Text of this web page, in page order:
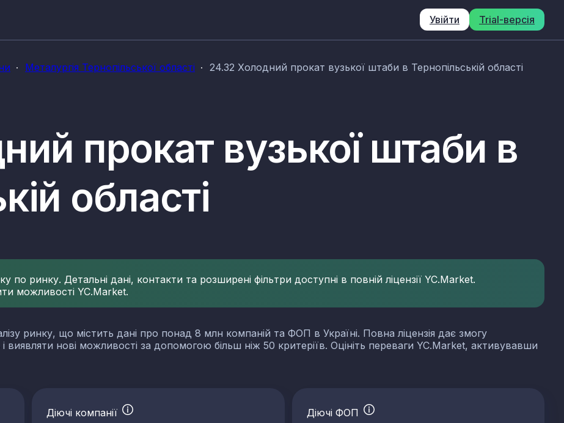
Увійти Trial-версія
Металургія Тернопільської області 24.32 Холодний прокат вузької штаби в Тернопільській області
прокат вузької штаби в
області
по ринку. Детальні дані, контакти та розширені фільтри доступні в повній ліцензії YC.Market.
можливості YC.Market.
ринку, що містить дані про понад 8 млн компаній та ФОП в Україні. Повна ліцензія дає змогу
виявляти нові можливості за допомогою більш ніж 50 критеріїв. Оцініть переваги YC.Market, активувавши
Діючі компанії Діючі ФОП